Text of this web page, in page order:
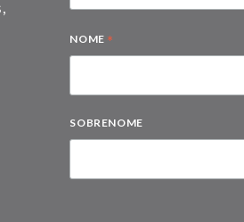
NOME *
SOBRENOME